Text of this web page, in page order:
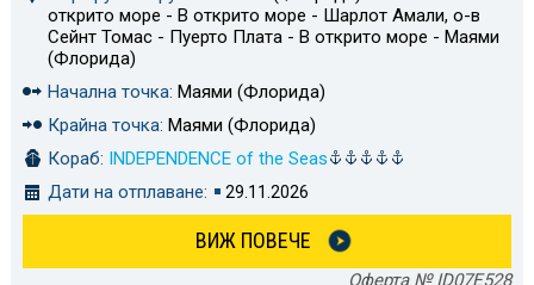
открито море - В открито море - Шарлот Амали, о-в
Сейнт Томас - Пуерто Плата - В открито море - Маями
(Флорида)
Начална точка: Маями (Флорида)
Крайна точка: Маями (Флорида)
Кораб: INDEPENDENCE of the Seas
Дати на отплаване:
29.11.2026
ВИЖ ПОВЕЧЕ
Оферта № ID07E528